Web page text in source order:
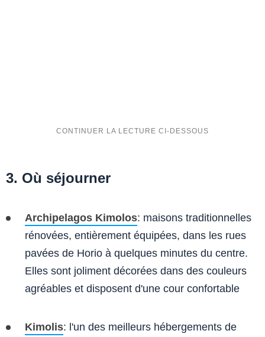
3. Où séjourner
Archipelagos Kimolos: maisons traditionnelles
rénovées, entièrement équipées, dans les rues
pavées de Horio à quelques minutes du centre.
Elles sont joliment décorées dans des couleurs
agréables et disposent d'une cour confortable
Kimolis: l'un des meilleurs hébergements de